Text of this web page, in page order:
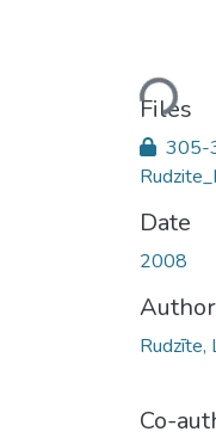
Loading...
Files
305-
Date
2008
Rudzīte,
Co-